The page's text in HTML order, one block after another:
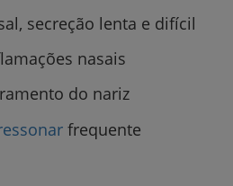
secreção lenta e difícil
nasais
do nariz
frequente